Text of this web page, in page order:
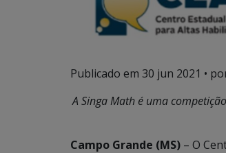
Publicado em 30 jun 2021 •
A Singa Math é uma
Campo Grande (MS) – O